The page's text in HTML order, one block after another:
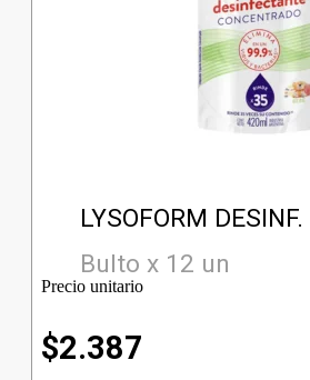
LYSOFORM
Bulto x 12 un
Precio unitario
$2.387